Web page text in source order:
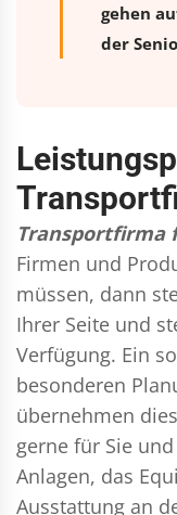
gehen
der
Transportfirma
Firmen und
müssen, dann
Ihrer Seite und
Verfügung. Ein
besonderen
übernehmen
gerne für Sie
Anlagen, das
Ausstattung an